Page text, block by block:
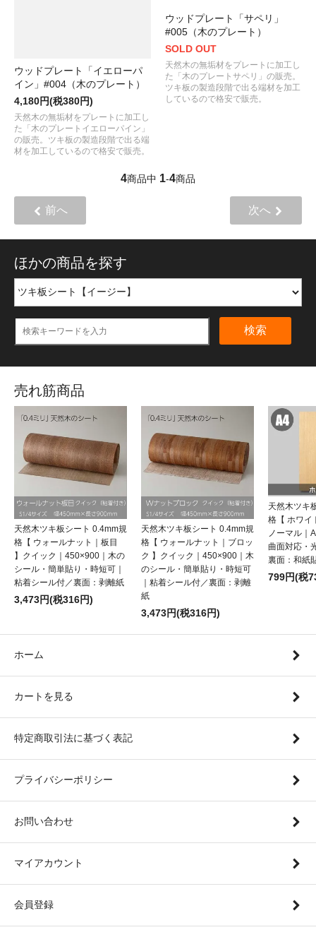
ウッドプレート「イエローパ
イン」#004（木のプレート）
4,180円(税380円)
天然木の無垢材をプレートに加工し
た「木のプレートイエローパイン」
の販売。ツキ板の製造段階で出る端
材を加工しているので格安で販売。
ウッドプレート「サペリ」
#005（木のプレート）
SOLD OUT
天然木の無垢材をプレートに加工し
た「木のプレートサペリ」の販売。
ツキ板の製造段階で出る端材を加工
しているので格安で販売。
4商品中 1-4商品
前へ 次へ
ほかの商品を探す
検索
売れ筋商品
天然木ツキ板シート 0.4mm規
格【 ウォールナット｜板目
】クイック｜450×900｜木の
シール・簡単貼り・時短可｜
粘着シール付／裏面：剥離紙
3,473円(税316円)
天然木ツキ板シート 0.4mm規
格【 ウォールナット｜ブロッ
ク 】クイック｜450×900｜木
のシール・簡単貼り・時短可
｜粘着シール付／裏面：剥離
紙
3,473円(税316円)
天然木ツキ
格【 ホワイ
ノーマル｜
曲面対応・
裏面：和紙
799円(税
ホーム
カートを見る
特定商取引法に基づく表記
プライバシーポリシー
お問い合わせ
マイアカウント
会員登録